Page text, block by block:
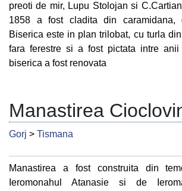
preoti de mir, Lupu Stolojan si
1858 a fost cladita din caramidana,
Biserica este in plan trilobat, cu turla
fara ferestre si a fost pictata intre anii
biserica a fost renovata
Manastirea
Gorj > Tismana
Manastirea a fost construita din
Ieromonahul Atanasie si de